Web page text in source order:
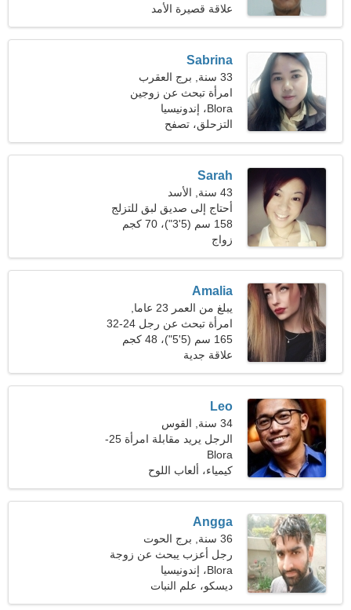
علاقة قصيرة الأمد
Sabrina
33 سنة, برج العقرب
امرأة تبحث عن زوجين
Blora، إندونيسيا
التزحلق، تصفح
Sarah
43 سنة, الأسد
أحتاج إلى صديق لبق للتزلج
معًا
158 سم (5'3")، 70 كجم
(154 رطلا)زواج
Amalia
يبلغ من العمر 23 عاما,
الميزان
امرأة تبحث عن رجل 24-32
165 سم (5'5")، 48 كجم
(105 رطل)
علاقة جدية
Leo
34 سنة, القوس
الرجل يريد مقابلة امرأة 25-
30
Blora
كيمياء، ألعاب اللوح
Angga
36 سنة, برج الحوت
رجل أعزب يبحث عن زوجة
24-31
Blora، إندونيسيا
ديسكو، علم النبات